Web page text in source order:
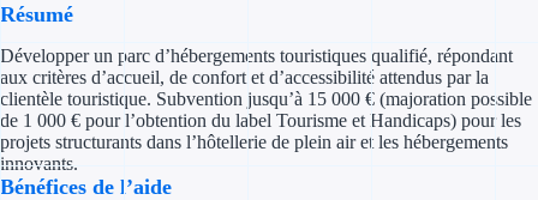
Réduction des
Résumé
Développer un parc d’hébergements touristiques qualifié, répondant
aux critères d’accueil, de confort et d’accessibilité attendus par la
clientèle touristique. Subvention jusqu’à 15 000 € (majoration possible
de 1 000 € pour l’obtention du label Tourisme et Handicaps) pour les
projets structurants dans l’hôtellerie de plein air et les hébergements
innovants.
Bénéfices de l’aide